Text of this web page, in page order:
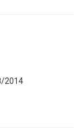
2014